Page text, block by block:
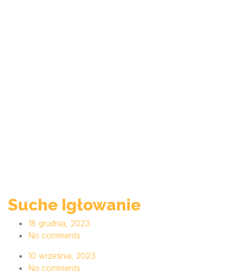
Suche Igłowanie
18 grudnia, 2023
No comments
10 września, 2023
No comments